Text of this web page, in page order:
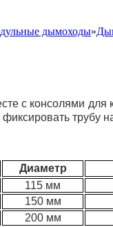
дымоходы»
с консолями
трубу
Диаметр
115 мм
150мм
200мм